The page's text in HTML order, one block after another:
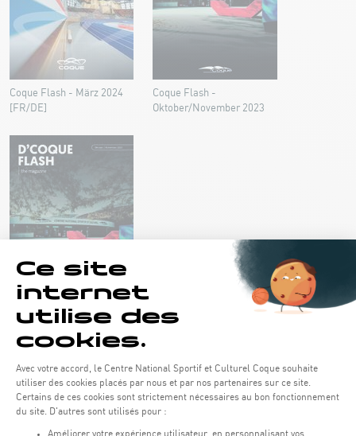
Coque Flash - März 2024
[FR/DE]
Coque Flash -
Oktober/November 2023
Coque Flash - September
2023